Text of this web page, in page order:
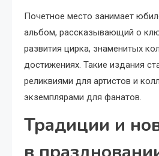
Почетное место занимает
альбом, рассказывающий о
развития цирка, знаменитых
достижениях. Такие издания
реликвиями для артистов и
экземплярами для фанатов.
Традиции и